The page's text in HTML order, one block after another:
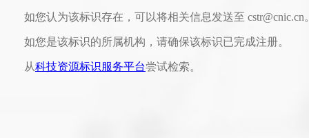
如您认为该标识存在，可以将相关信息发送至 cstr@cnic.cn
如您是该标识的所属机构，请确保该标识已完成注册。
从科技资源标识服务平台尝试检索。